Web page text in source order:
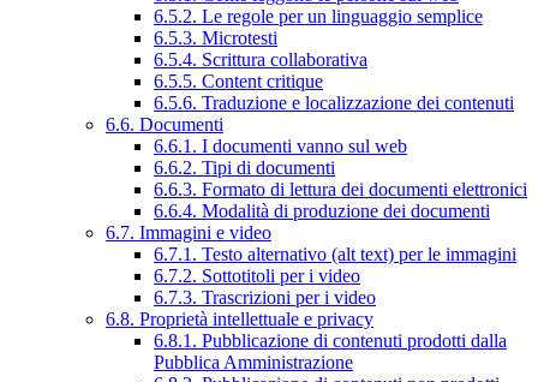
6.5.2. Le regole per un linguaggio semplice
6.5.3. Microtesti
6.5.4. Scrittura collaborativa
6.5.5. Content critique
6.5.6. Traduzione e localizzazione dei contenuti
6.6. Documenti
6.6.1. I documenti vanno sul web
6.6.2. Tipi di documenti
6.6.3. Formato di lettura dei documenti elettronici
6.6.4. Modalità di produzione dei documenti
6.7. Immagini e video
6.7.1. Testo alternativo (alt text) per le immagini
6.7.2. Sottotitoli per i video
6.7.3. Trascrizioni per i video
6.8. Proprietà intellettuale e privacy
6.8.1. Pubblicazione di contenuti prodotti dalla
Pubblica Amministrazione